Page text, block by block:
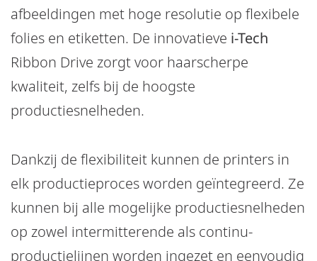
afbeeldingen met hoge resolutie op flexibele
folies en etiketten. De innovatieve i-Tech
Ribbon Drive zorgt voor haarscherpe
kwaliteit, zelfs bij de hoogste
productiesnelheden.
Dankzij de flexibiliteit kunnen de printers in
elk productieproces worden geïntegreerd. Ze
kunnen bij alle mogelijke productiesnelheden
op zowel intermitterende als continu-
productielijnen worden ingezet en eenvoudig